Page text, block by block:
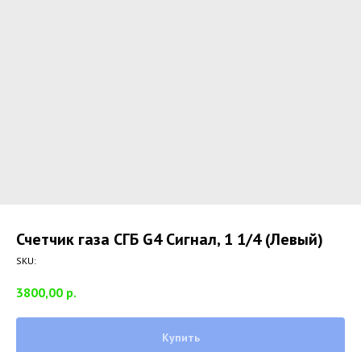
Счетчик газа СГБ G4 Сигнал, 1 1/4 (Левый)
SKU:
3800,00 р.
Купить